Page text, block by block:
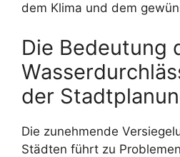
dem Klima und dem
Die Bedeutung
der
Die zunehmende
Städten führt zu